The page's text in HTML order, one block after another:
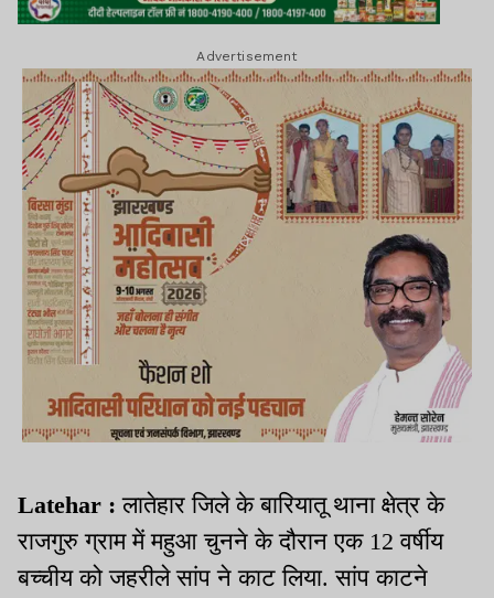
Advertisement
Latehar : लातेहार जिले के बारियातू थाना क्षेत्र के
राजगुरु ग्राम में महुआ चुनने के दौरान एक 12 वर्षीय
बच्चीय को जहरीले सांप ने काट लिया. सांप काटने